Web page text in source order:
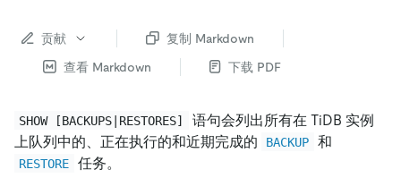
贡献
复制 Markdown
查看 Markdown
下载 PDF
SHOW [BACKUPS|RESTORES]
语句会列出所有在 TiDB 实例
上队列中的、正在执行的和近期完成的
BACKUP 和
RESTORE 任务。